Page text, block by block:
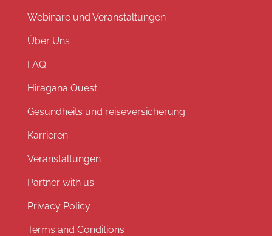
Webinare und Veranstaltungen
Über Uns
FAQ
Hiragana Quest
Gesundheits und reiseversicherung
Karrieren
Veranstaltungen
Partner with us
Privacy Policy
Terms and Conditions